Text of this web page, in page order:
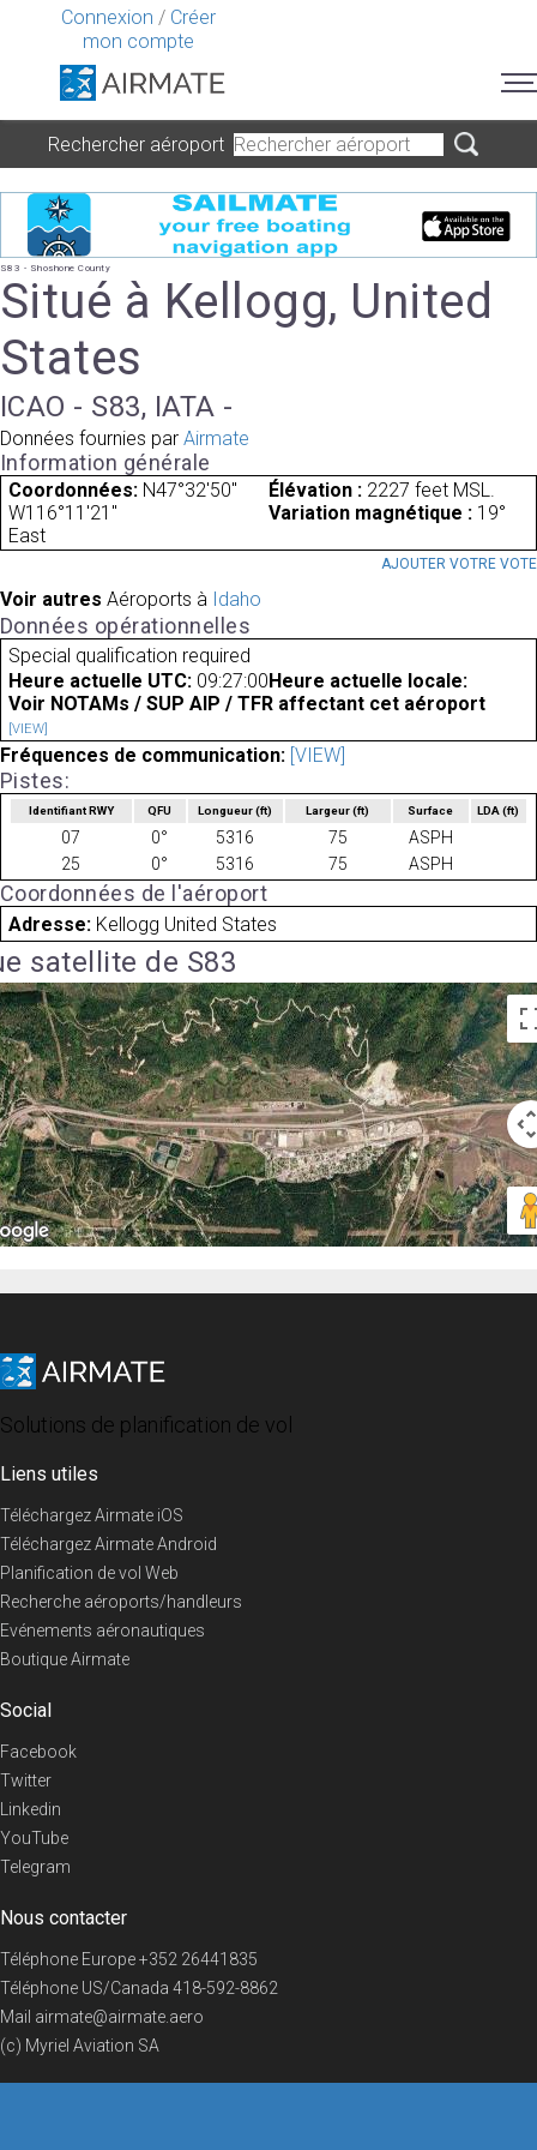
Connexion / Créer
mon compte
Rechercher aéroport
S83 - Shoshone County
Situé à Kellogg, United
States
ICAO - S83, IATA -
Données fournies par Airmate
Information générale
Coordonnées: N47°32'50"
W116°11'21"
Élévation : 2227 feet MSL.
Variation magnétique : 19°
East
AJOUTER VOTRE VOTE
Voir autres Aéroports à Idaho
Données opérationnelles
Special qualification required
Heure actuelle UTC: 09:27:00 Heure actuelle locale:
Voir NOTAMs / SUP AIP / TFR affectant cet aéroport
[VIEW]
Fréquences de communication: [VIEW]
Pistes:
Identifiant RWY QFU Longueur(ft) Largeur(ft) Surface LDA(ft)
07 0° 5316 75
ASPH
25
0° 5316 75 ASPH
Coordonnées de l'aéroport
Adresse: Kellogg United States
satellite de S83
Solutions de planification de vol
Liens utiles
Téléchargez Airmate iOS
Téléchargez Airmate Android
Planification de vol Web
Recherche aéroports/handleurs
Evénements aéronautiques
Boutique Airmate
Social
Facebook
Twitter
Linkedin
YouTube
Telegram
Nous contacter
Téléphone Europe+352 26441835
Téléphone US/Canada 418-592-8862
Mail airmate@airmate.aero
(c) Myriel Aviation SA